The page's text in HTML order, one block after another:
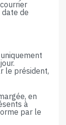
de
le président,
en
à
par le